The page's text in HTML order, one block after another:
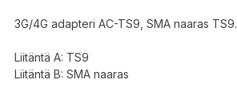
3G/4G adapteri AC-TS9, SMA naaras TS9.
Liitäntä A: TS9
Liitäntä B: SMA naaras